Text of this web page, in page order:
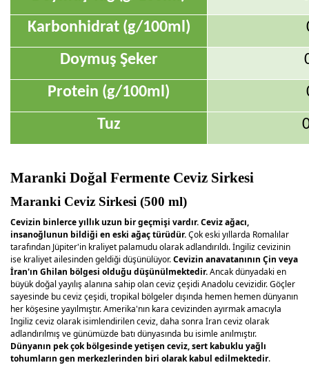
Karbonhidrat (g/100ml)
Doymuş Şeker
Protein (g/100ml)
Tuz
Maranki Doğal Fermente Ceviz Sirkesi
Maranki Ceviz Sirkesi (500 ml)
Cevizin binlerce yıllık uzun bir geçmişi vardır. Ceviz ağacı,
insanoğlunun bildiği en eski ağaç türüdür.Çok eski yıllarda Romalılar
tarafından Jüpiter'in kraliyet palamudu olarak adlandırıldı. İngiliz cevizinin
ise kraliyet ailesinden geldiği düşünülüyor.Cevizin anavatanının Çin veya
İran'ın Ghilan bölgesi olduğu düşünülmektedir.Ancak dünyadaki en
büyük doğal yayılış alanına sahip olan ceviz çeşidi Anadolu cevizidir. Göçler
sayesinde bu ceviz çeşidi, tropikal bölgeler dışında hemen hemen dünyanın
her köşesine yayılmıştır. Amerika'nın kara cevizinden ayırmak amacıyla
İngiliz ceviz olarak isimlendirilen ceviz, daha sonra İran ceviz olarak
adlandırılmış ve günümüzde batı dünyasında bu isimle anılmıştır.
Dünyanın pek çok bölgesinde yetişen ceviz, sert kabuklu yağlı
tohumların gen merkezlerinden biri olarak kabul edilmektedir.